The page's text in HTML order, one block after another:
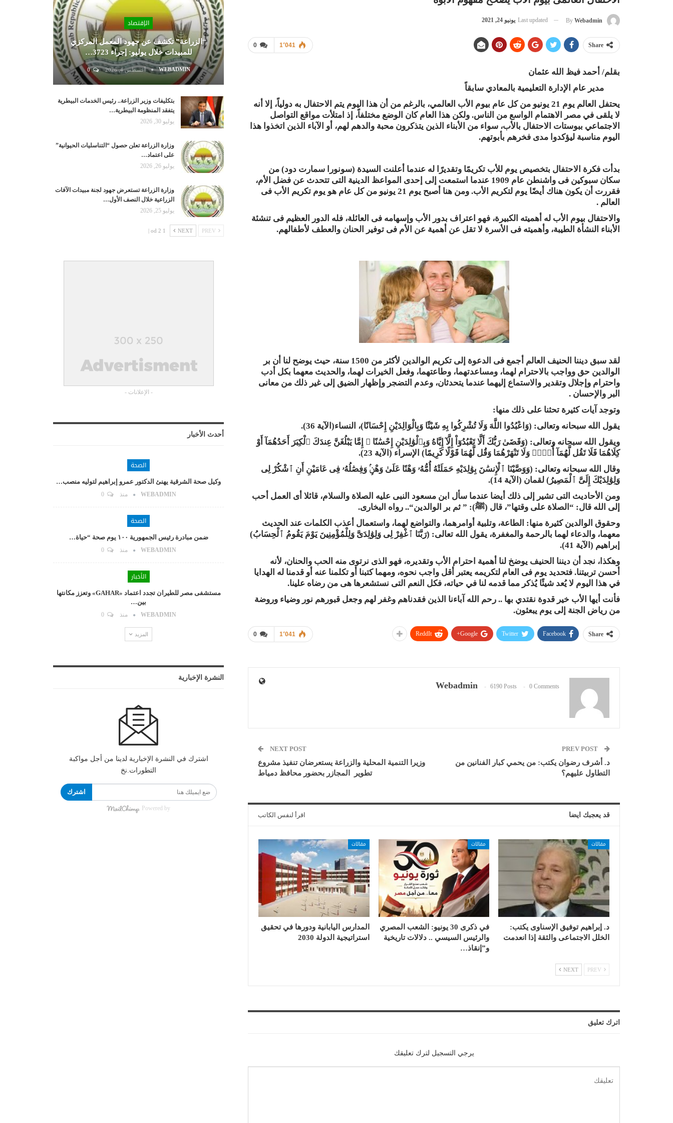
By Webadmin
Last updated يونيو 24, 2021
0 1٬041 Share
بقلم/ أحمد فيظ الله عثمان
مدير عام الإدارة التعليمية بالمعادي سابقاً
يحتفل العالم يوم 21 يونيو من كل عام بيوم الأب العالمي، بالرغم من أن هذا اليوم يتم الاحتفال به دولياً، إلا أنه
لا يلقى في مصر الاهتمام الواسع من الناس. ولكن هذا العام كان الوضع مختلفاً، إذ امتلأت مواقع التواصل
الاجتماعي ببوستات الاحتفال بالأب، سواء من الأبناء الذين يتذكرون محبة والدهم لهم، أو الآباء الذين اتخذوا هذا
اليوم مناسبة ليؤكدوا مدى فخرهم بأبوتهم.
بدأت فكرة الاحتفال بتخصيص يوم للأب تكريمًا وتقديرًا له عندما أعلنت السيدة (سونورا سمارت دود) من
سكان سبوكين فى واشنطن عام 1909 عندما استمعت إلى إحدى المواعظ الدينية التى تتحدث عن فضل الأم،
فقررت أن يكون هناك أيضًا يوم لتكريم الأب. ومن هنا أصبح يوم 21 يونيو من كل عام هو يوم تكريم الأب فى
العالم .
والاحتفال بيوم الأب له أهميته الكبيرة، فهو اعتراف بدور الأب وإسهامه فى العائلة، فله الدور العظيم فى تنشئة
الأبناء النشأة الطيبة، وأهميته فى الأسرة لا تقل عن أهمية عن الأم فى توفير الحنان والعطف لأطفالهم.
لقد سبق ديننا الحنيف العالم أجمع فى الدعوة إلى تكريم الوالدين لأكثر من 1500 سنة، حيث يوضح لنا أن بر
الوالدين حق وواجب بالاحترام لهما، ومساعدتهما، وطاعتهما، وفعل الخيرات لهما، والحديث معهما بكل أدب
واحترام وإجلال وتقدير والاستماع إليهما عندما يتحدثان، وعدم التضجر وإظهار الضيق إلى غير ذلك من معانى
البر والإحسان .
وتوجد آيات كثيرة تحثنا على ذلك منها:
يقول الله سبحانه وتعالى: (وَاعْبُدُوا اللَّهَ وَلَا تُشْرِكُوا بِهِ شَيْئًا وَبِالْوَالِدَيْنِ إِحْسَانًا)، النساء(الآية 36).
ويقول الله سبحانه وتعالى: (وَقَضَىٰ رَبُّكَ أَلَّا تَعْبُدُوٓاْ إِلَّآ إِيَّاهُ وَبِٱلْوَٰلِدَيْنِ إِحْسَٰنًا ۚ إِمَّا يَبْلُغَنَّ عِندَكَ ٱلْكِبَرَ أَحَدُهُمَآ أَوْ
كِلَاهُمَا فَلَا تَقُل لَّهُمَآ أُفٍّۢ وَلَا تَنْهَرْهُمَا وَقُل لَّهُمَا قَوْلًا كَرِيمًا) الإسراء (الآية 23).
وقال الله سبحانه وتعالى: (وَوَصَّيْنَا ٱلْإِنسَٰنَ بِوَٰلِدَيْهِ حَمَلَتْهُ أُمُّهُۥ وَهْنًا عَلَىٰ وَهْنٍۢ وَفِصَٰلُهُۥ فِى عَامَيْنِ أَنِ ٱشْكُرْ لِى
وَلِوَٰلِدَيْكَ إِلَىَّ ٱلْمَصِيرُ) لقمان (الآية 14
)
.
ومن الأحاديث التى تشير إلى ذلك أيضا عندما سأل ابن مسعود النبى عليه الصلاة والسلام، قائلا أى العمل أحب
إلى الله قال: “الصلاة على وقتها”، قال (ﷺ): ” ثم بر الوالدين“.. رواه البخارى.
وحقوق الوالدين كثيرة منها: الطاعة، وتلبية أوامرهما، والتواضع لهما، واستعمال أعذب الكلمات عند الحديث
معهما، والدعاء لهما بالرحمة والمغفرة، يقول الله تعالى: (رَبَّنَا ٱغْفِرْ لِى وَلِوَٰلِدَىَّ وَلِلْمُؤْمِنِينَ يَوْمَ يَقُومُ ٱلْحِسَابُ)
إبراهيم (الآية 41).
وهكذا، نجد أن ديننا الحنيف يوضخ لنا أهمية احترام الأب وتقديره، فهو الذى نرتوى منه الحب والحنان، لأنه
أحسن تربيتنا. فتحديد يوم فى العام لتكريمه يعتبر أقل واجب نحوه، ومهما كتبنا أو تكلمنا عنه أو قدمنا له الهدايا
في هذا اليوم لا يُعد شيئًا يُذكر مما قدمه لنا في حياته، فكل النعم التى نستشعرها هى من رضاه علينا.
فأنت أيها الأب خير قدوة نقتدي بها .. رحم الله آباءنا الذين فقدناهم وغفر لهم وجعل قبورهم نور وضياء وروضة
من رياض الجنة إلى يوم يبعثون.
0 1٬041 Share
Facebook
Twitter
Google+
ReddIt
Webadmin 6190 Posts 0 Comments
د. أشرف رضوان يكتب: من يحمي كبار الفنانين من
التطاول عليهم؟
NEXT POST
وزيرا التنمية المحلية والزراعة يستعرضان تنفيذ مشروع
تطوير المجازر بحضور محافظ دمياط
قد يعجبك ايضا اقرأ لنفس الكاتب
مقالات
د. إبراهيم توفيق الإسناوى يكتب:
الخلل الاجتماعى والثقة إذا انعدمت
مقالات
في ذكرى 30 يونيو: الشعب المصري
والرئيس السيسي .. دلالات تاريخية
و”إنقاذ…
مقالات
المدارس اليابانية ودورها في تحقيق
استراتيجية الدولة 2030
NEXT
اترك تعليق
يرجي التسجيل لترك تعليقك
الإقتصاد
“الزراعة” تكشف عن جهود المعمل المركزي
للمبيدات خلال يوليو: إجراء 3723…
WEBADMIN أغسطس 4, 2026 0
بتكليفات وزير الزراعة.. رئيس الخدمات البيطرية
يتفقد المنظومة البيطرية…
يوليو 30, 2026
وزارة الزراعة تعلن حصول “التناسليات الحيوانية”
على اعتماد…
يوليو 26, 2026
وزارة الزراعة تستعرض جهود لجنة مبيدات الآفات
الزراعية خلال النصف الأول…
يوليو 25, 2026
NEXT
1 od 2 |
- الإعلانات -
أحدث الأخبار
الصحة
وكيل صحة الشرقية يهنئ الدكتور عمرو إبراهيم لتوليه منصب…
WEBADMIN منذ 0
الصحة
ضمن مبادرة رئيس الجمهورية ١٠٠ يوم صحة “حياة…
WEBADMIN منذ 0
الأخبار
مستشفى مصر للطيران تجدد اعتماد «GAHAR» وتعزز مكانتها
بين…
WEBADMIN منذ 0
المزيد
النشرة الإخبارية
اشترك في النشرة الإخبارية لدينا من أجل مواكبة
التطورات.نخ
اشترك
Powered by